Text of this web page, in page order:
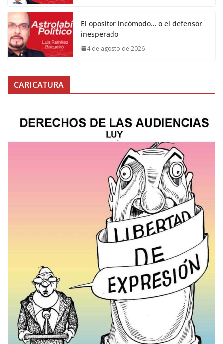
El opositor incómodo… o el defensor
inesperado
4 de agosto de 2026
CARICATURA